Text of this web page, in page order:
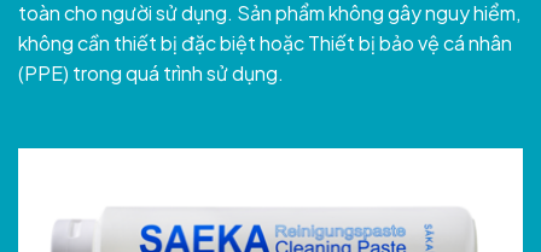
toàn cho người sử dụng. Sản phẩm không gây nguy hiểm,
không cần thiết bị đặc biệt hoặc Thiết bị bảo vệ cá nhân
(PPE) trong quá trình sử dụng.